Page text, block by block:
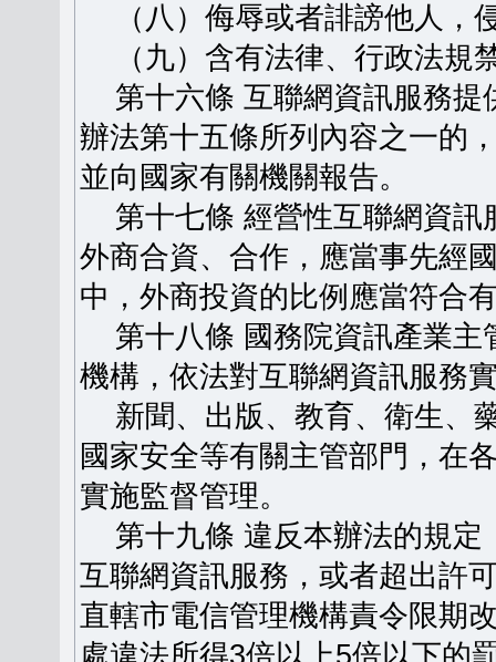
（八）侮辱或者誹謗他人，
（九）含有法律、行政法規
第十六條 互聯網資訊服務提
辦法第十五條所列內容之一的
並向國家有關機關報告。
第十七條 經營性互聯網資訊
外商合資、合作，應當事先經
中，外商投資的比例應當符合
第十八條 國務院資訊產業主
機構，依法對互聯網資訊服務
新聞、出版、教育、衛生、
國家安全等有關主管部門，在
實施監督管理。
第十九條 違反本辦法的規定
互聯網資訊服務，或者超出許
直轄市電信管理機構責令限期
處違法所得3倍以上5倍以下的